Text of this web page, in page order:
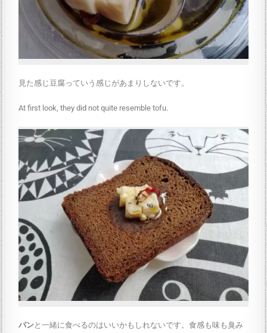
見た感じ豆腐っていう感じがあまりしないです。
At first look, they did not quite resemble tofu.
パンと一緒に食べるのはいいかもしれないです。食感も味も臭み